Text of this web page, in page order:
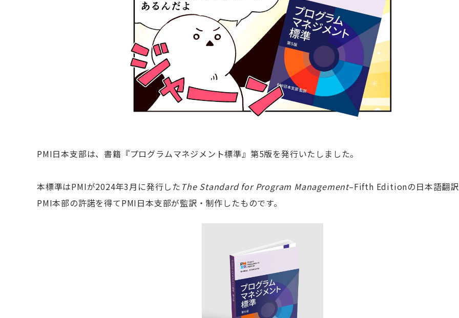
PMI日本支部は、書籍『プログラムマネジメント標準』第5版を発行いたしました。
本標準はPMIが2024年3月に発行した The Standard for Program Management–Fifth Editionの日本語翻訳
PMI本部の許諾を得てPMI日本支部が監訳・制作したものです。